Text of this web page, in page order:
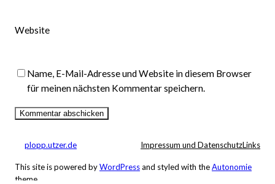
Website
Name, E-Mail-Adresse und Website in diesem Browser
für meinen nächsten Kommentar speichern.
plopp.utzer.de Impressum und DatenschutzLinks
This site is powered byWordPressand styled with theAutonomie
theme